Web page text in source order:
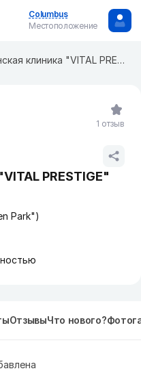
Columbus
Местоположение
Медицинская клиника "VITAL PRESTIGE"
PRESTIGE"
Park")
1 отзыв
ОтзывыЧто нового?